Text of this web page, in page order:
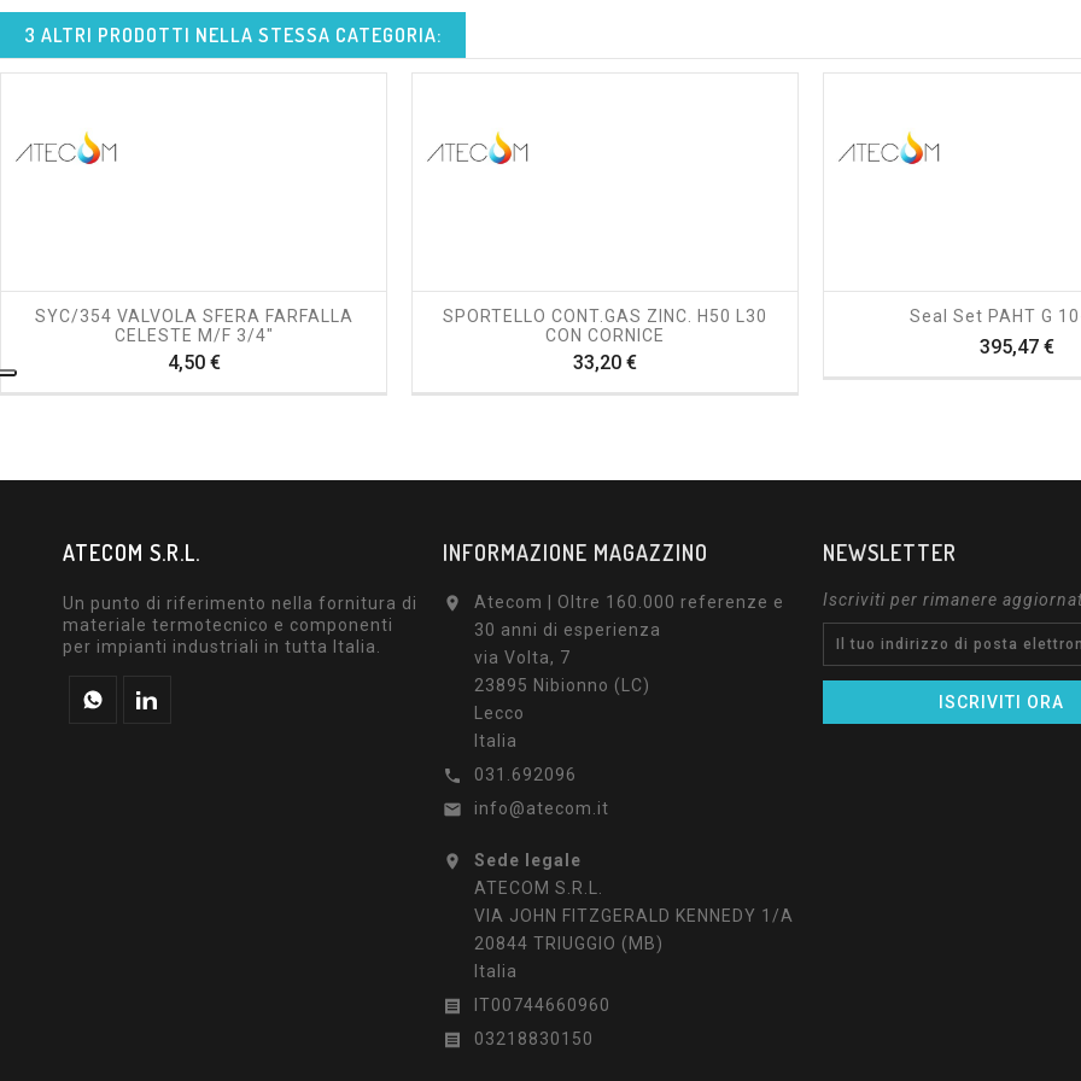
3 ALTRI PRODOTTI NELLA STESSA CATEGORIA:
SYC/354 VALVOLA SFERA FARFALLA
CELESTE M/F 3/4"
4,50 €Prezzo
SPORTELLO CONT.GAS ZINC. H50 L30
CON CORNICE
33,20 €Prezzo
Seal Set PAHT G
395,47 €
ATECOM S.R.L.
Un punto di riferimento nella fornitura di
materiale termotecnico e componenti
per impianti industriali in tutta Italia.
INFORMAZIONE MAGAZZINO

Atecom | Oltre 160.000 referenze e
30 anni di esperienza
via Volta, 7
23895 Nibionno (LC)
Lecco
Italia

031.692096

info@atecom.it

Sede legale
ATECOM S.R.L.
VIA JOHN FITZGERALD KENNEDY 1/A
20844 TRIUGGIO (MB)
Italia

IT00744660960

03218830150
NEWSLETTER
Iscriviti per rimanere